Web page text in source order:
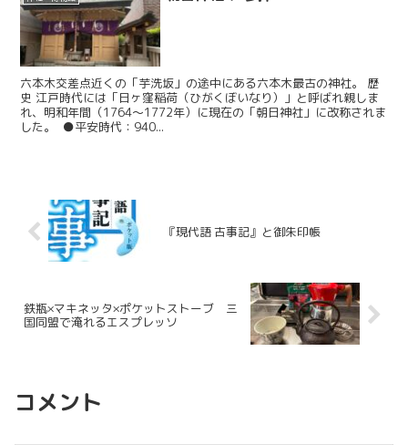
六本木交差点近くの「芋洗坂」の途中にある六本木最古の神社。 歴
史 江戸時代には「日ヶ窪稲荷（ひがくぼいなり）」と呼ばれ親しま
れ、明和年間（1764～1772年）に現在の「朝日神社」に改称されま
した。 ●平安時代：940...
『現代語 古事記』と御朱印帳
鉄瓶×マキネッタ×ポケットストーブ 三
国同盟で淹れるエスプレッソ
コメント